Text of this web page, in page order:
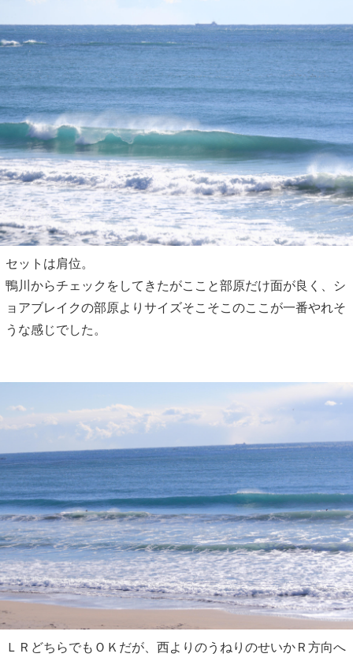
セットは肩位。
鴨川からチェックをしてきたがここと部原だけ面が良く、シ
ョアブレイクの部原よりサイズそこそこのここが一番やれそ
うな感じでした。
ＬＲどちらでもＯＫだが、西よりのうねりのせいかＲ方向へ